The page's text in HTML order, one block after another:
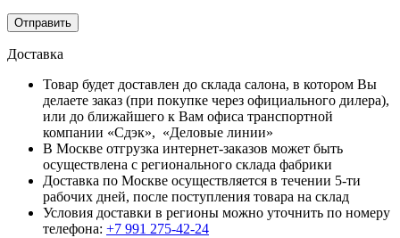
Отправить
Доставка
Товар будет доставлен до склада салона, в котором Вы
делаете заказ (при покупке через официального дилера),
или до ближайшего к Вам офиса транспортной
компании «Сдэк», «Деловые линии»
В Москве отгрузка интернет-заказов может быть
осуществлена с регионального склада фабрики
Доставка по Москве осуществляется в течении 5-ти
рабочих дней, после поступления товара на склад
Условия доставки в регионы можно уточнить по номеру
телефона: +7 991 275-42-24